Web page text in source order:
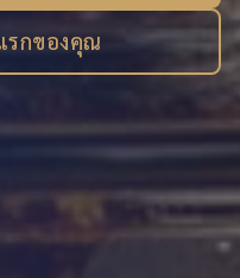
รกของคุณ